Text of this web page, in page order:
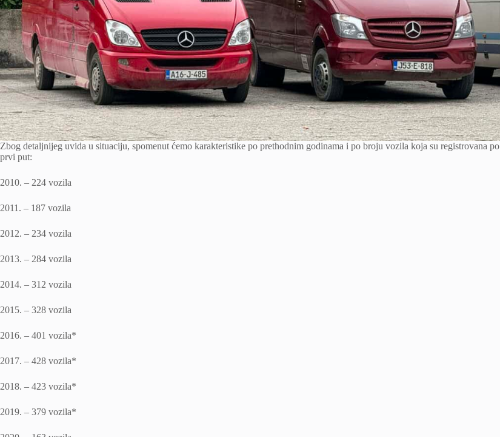
Zbog detaljnijeg uvida u situaciju, spomenut ćemo karakteristike po prethodnim godinama i po broju vozila koja su registrovana po
prvi put:
2010. – 224 vozila
2011. – 187 vozila
2012. – 234 vozila
2013. – 284 vozila
2014. – 312 vozila
2015. – 328 vozila
2016. – 401 vozila*
2017. – 428 vozila*
2018. – 423 vozila*
2019. – 379 vozila*